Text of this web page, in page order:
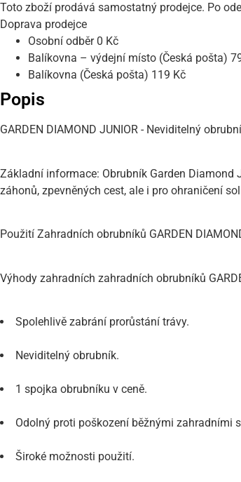
Toto zboží prodává samostatný prodejce. Po
Doprava prodejce
Osobní odběr 0 Kč
Balíkovna – výdejní místo (Česká pošta)
Balíkovna (Česká pošta) 119 Kč
Popis
GARDEN DIAMOND JUNIOR - Neviditelný
Základní informace: Obrubník Garden Diamond
záhonů, zpevněných cest, ale i pro ohraničení
Použití Zahradních obrubníků GARDEN
Výhody zahradních zahradních obrubníků
Spolehlivě zabrání prorůstání trávy.
Neviditelný obrubník.
1 spojka obrubníku v ceně.
Odolný proti poškození běžnými zahradními
Široké možnosti použití.